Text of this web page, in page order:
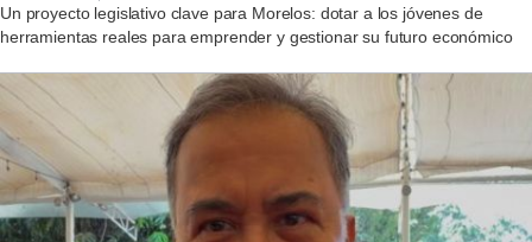
Un proyecto legislativo clave para Morelos: dotar a los jóvenes de
herramientas reales para emprender y gestionar su futuro económico